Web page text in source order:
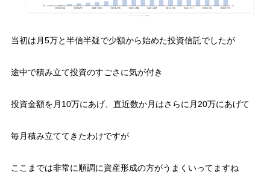
当初は月5万と半信半疑で少額から始めた投資信託でしたが
途中で積み立て投資のすごさに気が付き
投資金額を月10万にあげ、直近数か月はさらに月20万にあげて
毎月積み立ててきたわけですが
ここまでは非常に順調に資産形成の方がうまくいってますね